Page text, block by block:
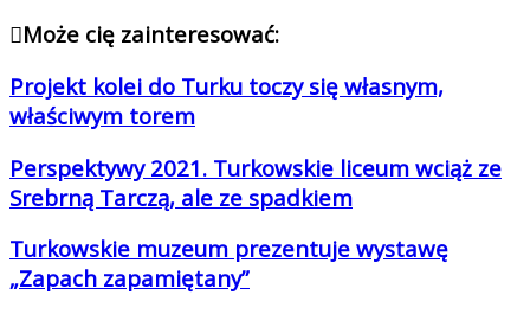
Może cię zainteresować:
Projekt kolei do Turku toczy się własnym,
właściwym torem
Perspektywy 2021. Turkowskie liceum wciąż ze
Srebrną Tarczą, ale ze spadkiem
Turkowskie muzeum prezentuje wystawę
„Zapach zapamiętany”